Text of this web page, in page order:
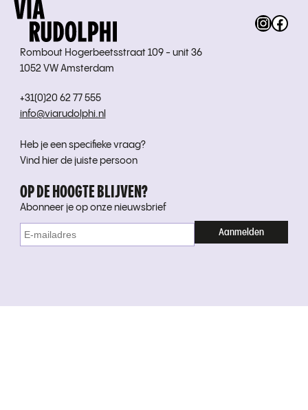
Rombout Hogerbeetsstraat 109 - unit 36
1052 VW Amsterdam
+31(0)20 62 77 555
info@viarudolphi.nl
Heb je een specifieke vraag?
Vind hier de juiste persoon
OP DE HOOGTE BLIJVEN?
Abonneer je op onze nieuwsbrief